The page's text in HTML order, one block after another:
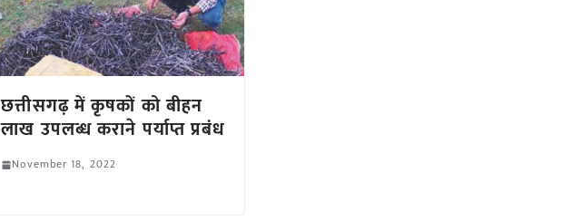
छत्तीसगढ़ में कृषकों को बीहन
लाख उपलब्ध कराने पर्याप्त प्रबंध
November 18, 2022